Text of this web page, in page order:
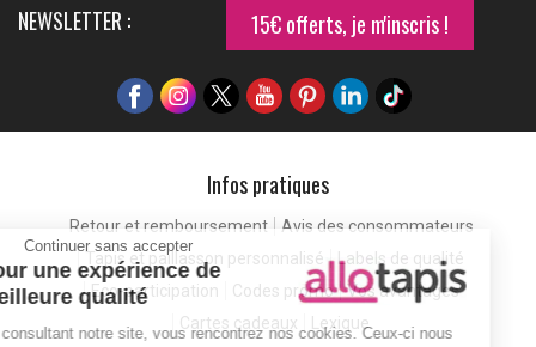
Continuer sans accepter
Pour une expérience de
meilleure qualité
En consultant notre site, vous rencontrez nos cookies. Ceux-ci nous
NEWSLETTER : 15€ offerts, je m'inscris !
Infos pratiques
Retour et remboursement
Avis des consommateurs
Tapis et paillasson personnalisé
Labels de qualité
Eco-participation
Codes promo
Vos avantages
Cartes cadeaux
Lexique